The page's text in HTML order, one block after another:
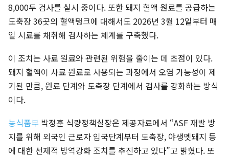
8,000두 검사를 실시 중이다. 또한 돼지 혈액 원료를 공급하는
도축장 36곳의 혈액탱크에 대해서도 2026년 3월 12일부터 매
일 시료를 채취해 검사하는 체계를 구축했다.
이 조치는 사료 원료와 관련된 위험을 줄이는 데 초점이 있다.
돼지 혈액이 사료 원료로 사용되는 과정에서 오염 가능성이 제
기된 만큼, 원료 단계와 도축장 단계에서 검사를 강화하는 방식
이다.
농식품부 박정훈 식량정책실장은 제공자료에서 “ASF 재발 방
지를 위해 외국인 근로자 입국단계부터 도축장, 야생멧돼지 등
에 대한 선제적 방역강화 조치를 추진하고 있다”고 밝혔다. 또